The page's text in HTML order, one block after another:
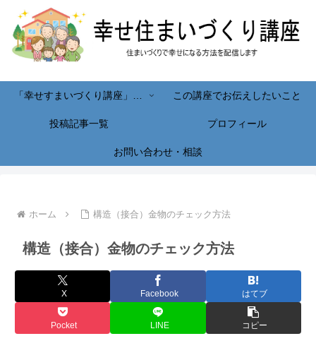
この講座でお伝えしたいこと
投稿記事一覧 プロフィール
お問い合わせ・相談
ホーム 構造（接合）金物のチェック方法
構造（接合）金物のチェック方法
X Facebook はてブ
Pocket LINE コピー